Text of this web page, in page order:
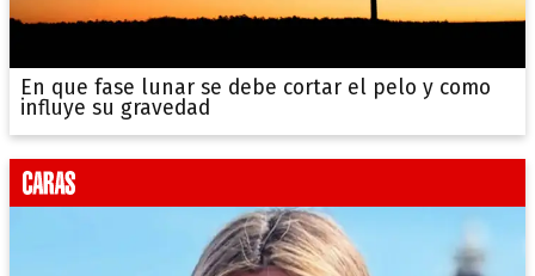
En que fase lunar se debe cortar el pelo y como
influye su gravedad